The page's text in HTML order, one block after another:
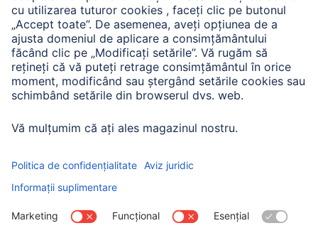
Companie
Istoria companiei
Hama Mondial
Business-Portal